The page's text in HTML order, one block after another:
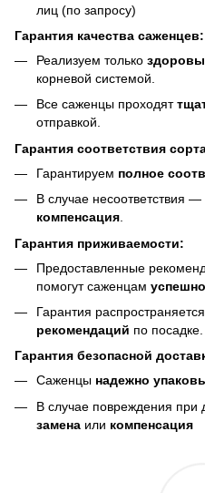
лиц (по запросу)
Гарантия качества саженцев:
Реализуем только
корневой системой.
Все саженцы проходят
отправкой.
Гарантия соответствия
Гарантируем полное
В случае несоответствия —
компенсация
Гарантия приживаемости:
Предоставленные
помогут саженцам
Гарантия
рекомендаций по посадке.
Гарантия безопасной
Саженцы надежно
В случае повреждения при
замена или компенсация